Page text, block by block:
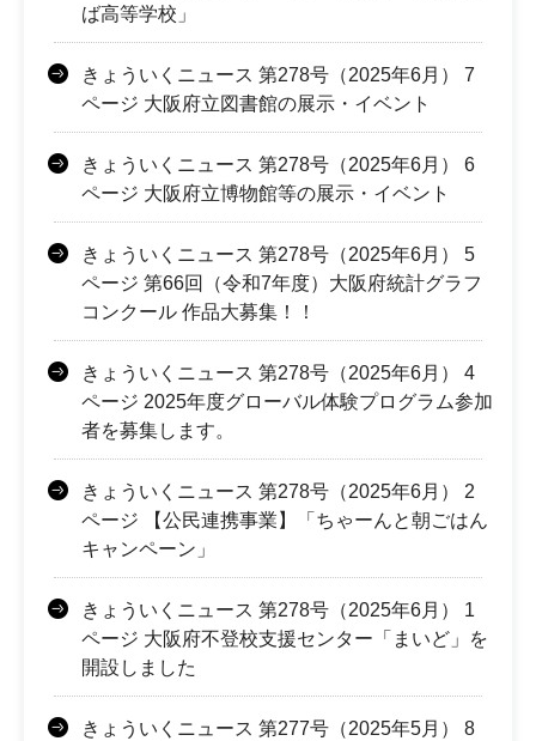
ば高等学校」
きょういくニュース 第278号（2025年6月） 7
ページ 大阪府立図書館の展示・イベント
きょういくニュース 第278号（2025年6月） 6
ページ 大阪府立博物館等の展示・イベント
きょういくニュース 第278号（2025年6月） 5
ページ 第66回（令和7年度）大阪府統計グラフ
コンクール 作品大募集！！
きょういくニュース 第278号（2025年6月） 4
ページ 2025年度グローバル体験プログラム参加
者を募集します。
きょういくニュース 第278号（2025年6月） 2
ページ 【公民連携事業】「ちゃーんと朝ごはん
キャンペーン」
きょういくニュース 第278号（2025年6月） 1
ページ 大阪府不登校支援センター「まいど」を
開設しました
きょういくニュース 第277号（2025年5月） 8